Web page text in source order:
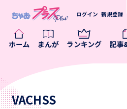
ホーム まんが ランキング 記事
ログイン 新規登録
VACHSS